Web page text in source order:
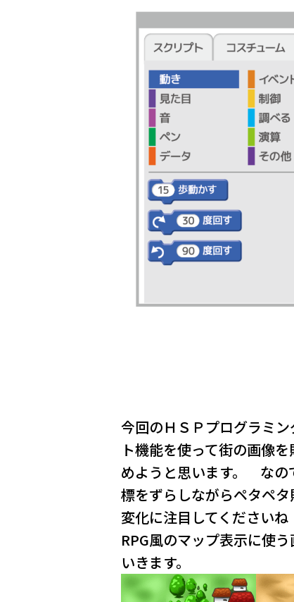
今回のＨＳＰプログラミ
ト機能を使って街の画像
めようと思います。 な
標をずらしながらペタペ
変化に注目してくださいね
RPG風のマップ表示に使
いきます。